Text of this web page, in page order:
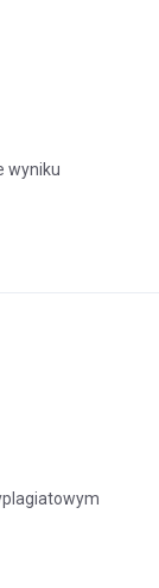
wyniku